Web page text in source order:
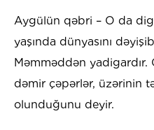
Aygülün qəbri – O da
yaşında dünyasını
Məmməddən yadigardır.
dəmir çəpərlər, üzərinin
olunduğunu deyir.